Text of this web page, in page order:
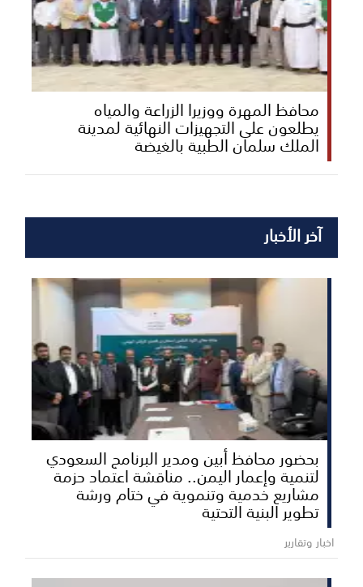
محافظ المهرة ووزيرا الزراعة والمياه
يطلعون على التجهيزات النهائية لمدينة
الملك سلمان الطبية بالغيضة
آخر الأخبار
بحضور محافظ أبين ومدير البرنامج السعودي
لتنمية وإعمار اليمن.. مناقشة اعتماد حزمة
مشاريع خدمية وتنموية في ختام ورشة
تطوير البنية التحتية
اخبار وتقارير